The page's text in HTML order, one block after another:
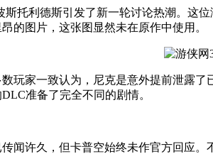
利德斯引发了新一轮讨论热潮。这
的图片，这张图显然未在原作中使用。
家一致认为，尼克是意外提前泄露了
准备了完全不同的剧情。
许久，但卡普空始终未作官方回应。